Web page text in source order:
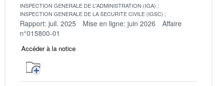
INSPECTION GENERALE DE L'ADMINISTRATION (IGA)
INSPECTION GENERALE DE LA SECURITE CIVILE (IGSC)
Rapport: juil. 2025 Mise en ligne: juin 2026
Affaire
n°015800-01
Accéder à la notice